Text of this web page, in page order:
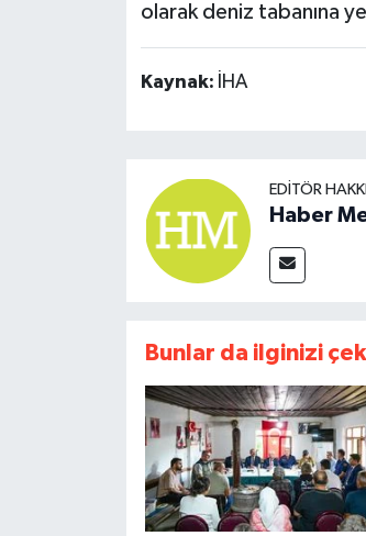
olarak deniz tabanına
Kaynak: İHA
EDITÖR
Haber
Bunlar da ilginizi